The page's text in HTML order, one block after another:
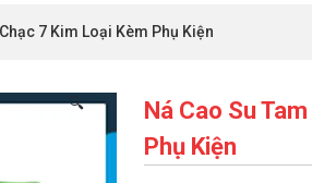
7 Kim Loại Kèm Phụ Kiện
🔍
Ná Cao Su
Phụ Kiện